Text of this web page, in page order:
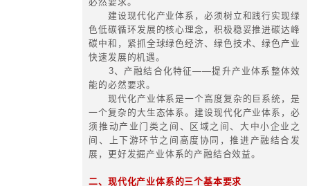
领商业模式，供应链管理，产业链协
构
6、用数字化转型优势，重新认
务，企业边界，商业模式及运营方式
7、应用数字化优势，解构并重
引领生态圈发展
8、构建基于数字化的壁垒，进
数字化的产业及生态链条